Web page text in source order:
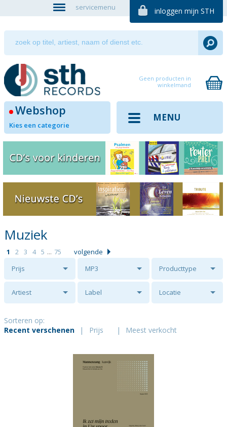
servicemenu inloggen mijn STH
Geen producten in
winkelmand
Webshop
Kies een categorie
MENU
Muziek
1 2 3 4 5 ... 75
volgende
Prijs
MP3 Producttype
Artiest Label Locatie
Sorteren op:
Recent verschenen
| Prijs | Meest verkocht